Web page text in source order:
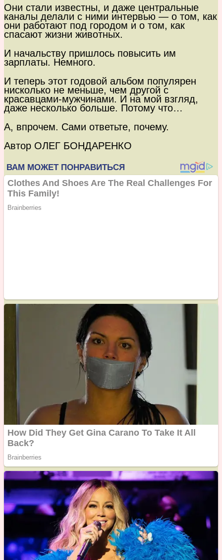
Они стали известны, и даже центральные
каналы делали с ними интервью — о том, как
они работают под городом и о том, как
спасают жизни животных.
И начальству пришлось повысить им
зарплаты. Немного.
И теперь этот годовой альбом популярен
нисколько не меньше, чем другой с
красавцами-мужчинами. И на мой взгляд,
даже несколько больше. Потому что…
А, впрочем. Сами ответьте, почему.
Автор ОЛЕГ БОНДАРЕНКО